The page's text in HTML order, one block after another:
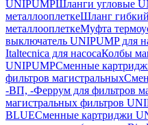
UNIPUMPШланги угловые
металлооплеткеШланг
металлооплеткеМуфта
выключатель UNIPUMP для
Italtecnica для насосаКолбы
UNIPUMPСменные
фильтров магистральных
-ВП, -Феррум для фильтров
магистральных фильтров
BLUEСменные картриджи